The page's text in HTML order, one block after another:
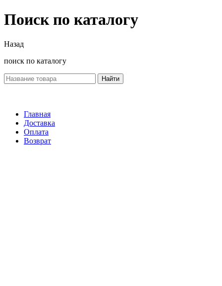
Поиск по каталогу
Назад
поиск по каталогу
Найти
Главная
Доставка
Оплата
Возврат